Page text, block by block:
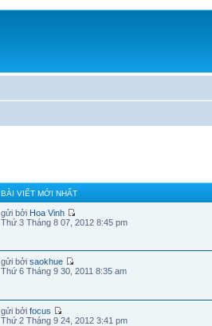
BÀI VIẾT MỚI NHẤT
gửi bởi Hoa Vinh
Thứ 3 Tháng 8 07, 2012 8:45 pm
gửi bởisaokhue
Thứ 6 Tháng 9 30, 2011 8:35 am
gửi bởifocus
Thứ 2 Tháng 9 24, 2012 3:41 pm